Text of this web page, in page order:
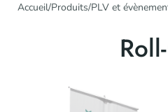
Accueil/Produits/PLV et